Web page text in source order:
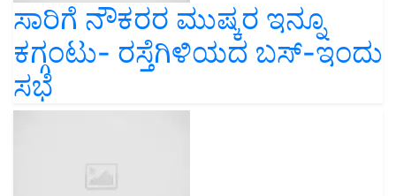
ಸಾರಿಗೆ ನೌಕರರ ಮುಷ್ಕರ ಇನ್ನೂ
ಕಗ್ಗಂಟು- ರಸ್ತೆಗಿಳಿಯದ ಬಸ್-ಇಂದು
ಸಭೆ